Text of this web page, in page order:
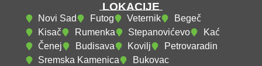
LOKACIJE
Novi Sad Futog Veternik
Begeč
Kisač
Rumenka Stepanovićevo
Kać
Čenej
Budisava Kovilj
Petrovaradin
Sremska Kamenica
Bukovac